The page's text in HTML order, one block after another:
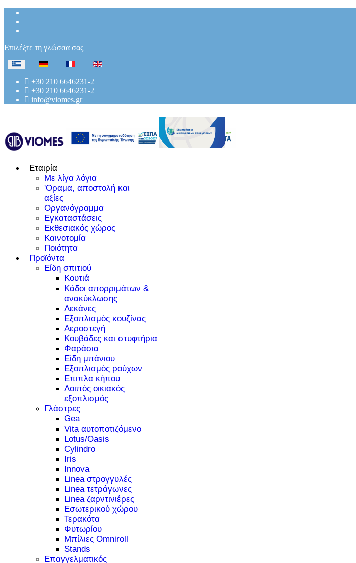
Επιλέξτε τη γλώσσα σας
+30 210 6646231-2
+30 210 6646231-2
info@viomes.gr
Εταιρία
Με λίγα λόγια
'Οραμα, αποστολή και
αξίες
Οργανόγραμμα
Εγκαταστάσεις
Εκθεσιακός χώρος
Καινοτομία
Ποιότητα
Προϊόντα
Είδη σπιτιού
Κουτιά
Κάδοι απορριμάτων &
ανακύκλωσης
Λεκάνες
Εξοπλισμός κουζίνας
Αεροστεγή
Κουβάδες και στυφτήρια
Φαράσια
Είδη μπάνιου
Εξοπλισμός ρούχων
Επιπλα κήπου
Λοιπός οικιακός
εξοπλισμός
Γλάστρες
Gea
Vita αυτοποτιζόμενο
Lotus/Oasis
Cylindro
Iris
Innova
Linea στρογγυλές
Linea τετράγωνες
Linea ζαρντινιέρες
Εσωτερικού χώρου
Τερακότα
Φυτωρίου
Μπίλιες Omniroll
Stands
Επαγγελματικός